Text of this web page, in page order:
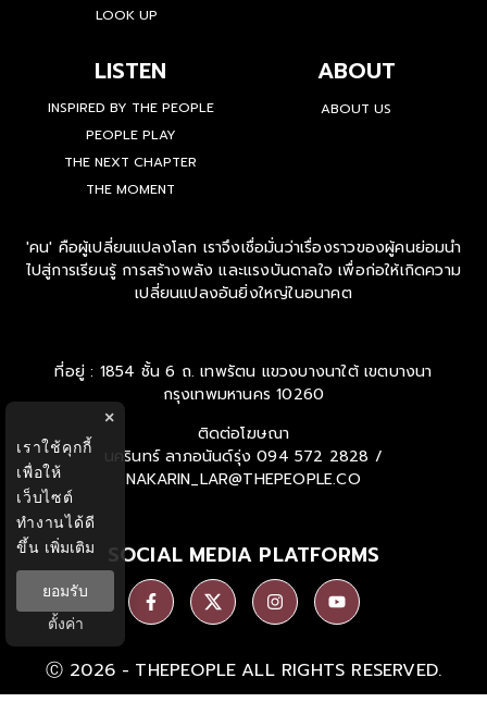
LOOK UP
LISTEN
INSPIRED BY THE PEOPLE
PEOPLE PLAY
THE NEXT CHAPTER
THE MOMENT
ABOUT
ABOUT US
'คน' คือผู้เปลี่ยนแปลงโลก เราจึงเชื่อมั่นว่าเรื่องราวของผู้คนย่อมนำ
ไปสู่การเรียนรู้ การสร้างพลัง และแรงบันดาลใจ เพื่อก่อให้เกิดความ
เปลี่ยนแปลงอันยิ่งใหญ่ในอนาคต
ที่อยู่ : 1854 ชั้น 6 ถ. เทพรัตน แขวงบางนาใต้ เขตบางนา
กรุงเทพมหานคร 10260
ติดต่อโฆษณา
นครินทร์ ลาภอนันด์รุ่ง 094 572 2828 /
NAKARIN_LAR@THEPEOPLE.CO
SOCIAL MEDIA PLATFORMS
Ⓒ 2026 - THEPEOPLE ALL RIGHTS RESERVED.
×
เราใช้คุกกี้
เพื่อให้
เว็บไซต์
ทำงานได้ดี
ขึ้น เพิ่มเติม
ยอมรับ
ตั้งค่า